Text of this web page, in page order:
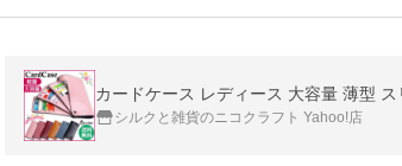
カードケース レディース 大容量 薄型
シルクと雑貨のニコクラフト Yahoo!店